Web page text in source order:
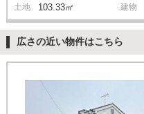
土地 103.33㎡ 建物
広さの近い物件はこちら